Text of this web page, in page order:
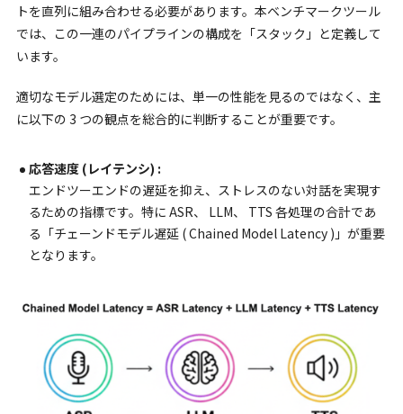
トを直列に組み合わせる必要があります。本ベンチマークツール
では、この一連のパイプラインの構成を「スタック」と定義して
います。
適切なモデル選定のためには、単一の性能を見るのではなく、主
に以下の 3 つの観点を総合的に判断することが重要です。
応答速度 (レイテンシ) :
エンドツーエンドの遅延を抑え、ストレスのない対話を実現す
るための指標です。特に ASR、 LLM、 TTS 各処理の合計であ
る「チェーンドモデル遅延 ( Chained Model Latency )」が重要
となります。